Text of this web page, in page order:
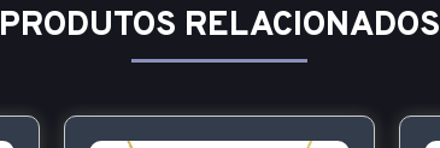
PRODUTOS RELACIONADOS